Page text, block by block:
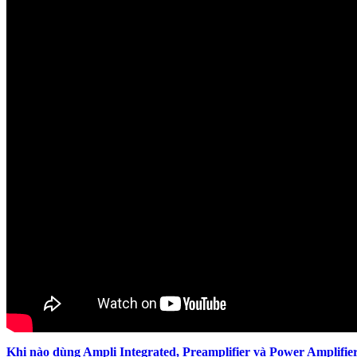
Khi nào dùng Ampli Integrated, Preamplifier và Power